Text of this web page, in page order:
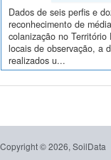
Dados de seis perfis e
reconhecimento de
colanização no
locais de observação, a
realizados u...
Copyright © 2026, SoilData